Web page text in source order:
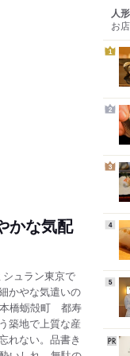
かな気配
ュラン東京で
かやな気遣いの
本橋蛎殻町 都寿
築地で上質な産
れない。品書き
人
お
1
2
3
4
5